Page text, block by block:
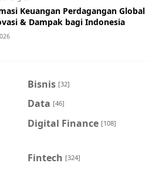
Keuangan Perdagangan Global
& Dampak bagi Indonesia
Bisnis [32]
Data [46]
Digital Finance [108]
Fintech [324]